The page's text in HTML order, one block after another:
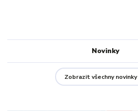
Novinky
Zobrazit všechny novinky